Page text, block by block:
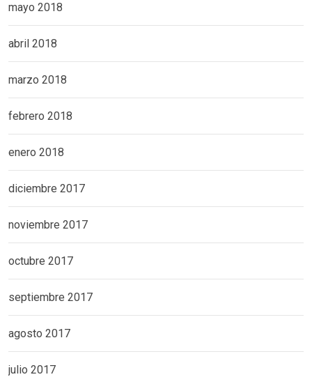
mayo 2018
abril 2018
marzo 2018
febrero 2018
enero 2018
diciembre 2017
noviembre 2017
octubre 2017
septiembre 2017
agosto 2017
julio 2017